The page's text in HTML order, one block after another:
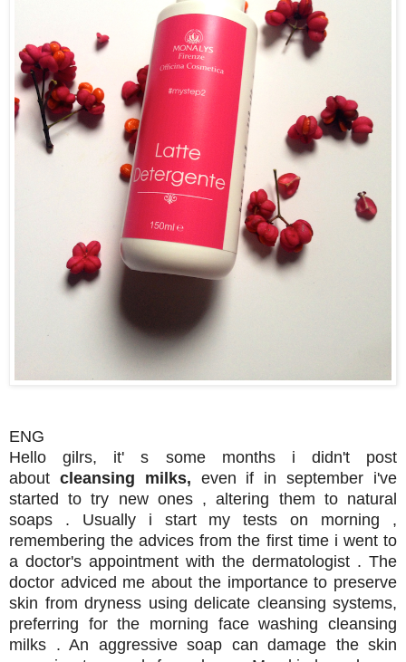
ENG
Hello gilrs, it' s some months i didn't post
about cleansing milks, even if in september i've
started to try new ones , altering them to natural
soaps . Usually i start my tests on morning ,
remembering the advices from the first time i went to
a doctor's appointment with the dermatologist . The
doctor adviced me about the importance to preserve
skin from dryness using delicate cleansing systems,
preferring for the morning face washing cleansing
milks . An aggressive soap can damage the skin